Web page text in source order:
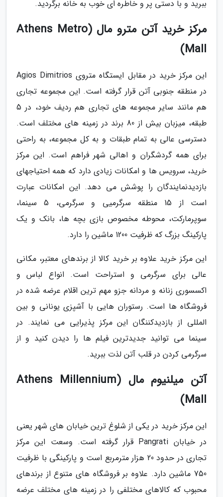
ببرید و با دستی پر و خاطره ای خوب به خانه برگردید.
مرکز خرید آتن مترو مال (Athens Metro
Mall)
این مرکز خرید در مقابل ایستگاه متروی Agios Dimitrios
در منطقه جنوبی آتن قرار گرفته است. این مجموعه تجاری
هم مانند سایر مجموعه های تجاری هم ردیف خود، در 5
طبقه، میزبان بیش از 80 برند در زمینه های مختلف است.
دسترسی عالی به تمام طبقات و به کل مجموعه، به راحتی
برای همه گردشگران و اهالی شهر فراهم است. این مرکز
خرید، سرویس ها و امکانات زیادی دارد که همه احتیاجهای
بازدیدنمایندگان را پوشش می دهد. این امکانات عبارت
است از 15 منطقه سرگرمیی و سرگرمی، 5 سینما،
سوپرمارکت، محوطه مخصوص بازی بچه ها، بانک و یک
پارکینگ بزرگ که ظرفیت 1200 ماشین را دارد.
این مرکز خرید علاوه بر خرید کالا از برندهای معتبر، مکانی
عالی برای سرگرمی و استراحت است. انواع لباس و
اکسسوری زنانه و مردانه جزو مهم ترین اقلام عرضه شده در
فروشگاه ها است. رستوران هایی با آشپزی یونانی و بین
المللی از بازدیدکننگان این مرکز پذیرایی می نمایند. در
سینما می توانید جدیدترین فیلم ها را دیدن کنید و از
سرگرمی کردن در قلب آتن لذت ببرید.
آتن میلنیوم مال (Athens Millennium
Mall)
این مرکز خرید در یکی از شلوغ ترین خیابان های شهر یعنی
در خیابان Pangrati قرار گرفته است. وسعت این مرکز
تجاری در حدود 20 هزار مترمربع است و پارکینگی با ظرفیت
750 ماشین دارد. علاوه بر فروشگاه های متنوع از برندهای
محبوب که کالاهای مختلفی را در زمینه های مختلف عرضه